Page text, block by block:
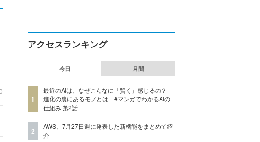
アクセスランキング
今日 月間
1
最近のAIは、なぜこんなに「賢く」感じるの？
進化の裏にあるモノとは #マンガでわかるAIの
仕組み 第2話
2
AWS、7月27日週に発表した新機能をまとめて紹
介